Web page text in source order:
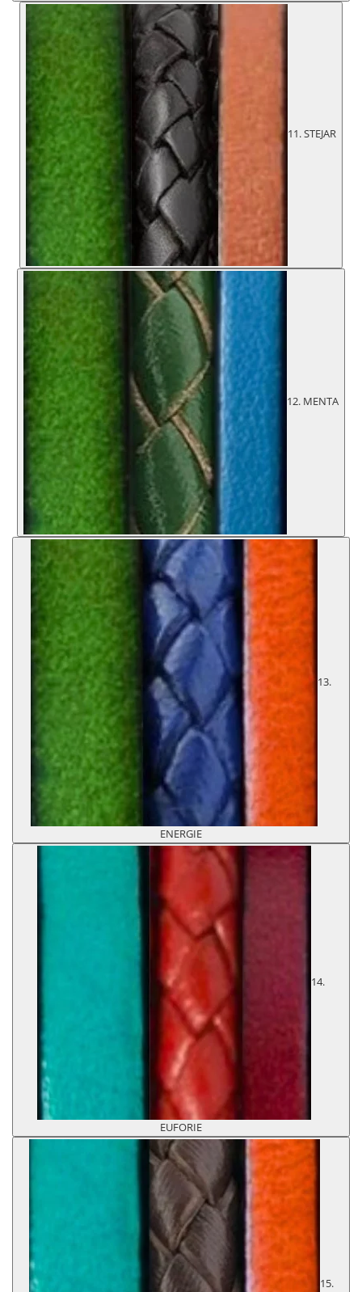
11. STEJAR
12. MENTA
13.
ENERGIE
14.
EUFORIE
15.